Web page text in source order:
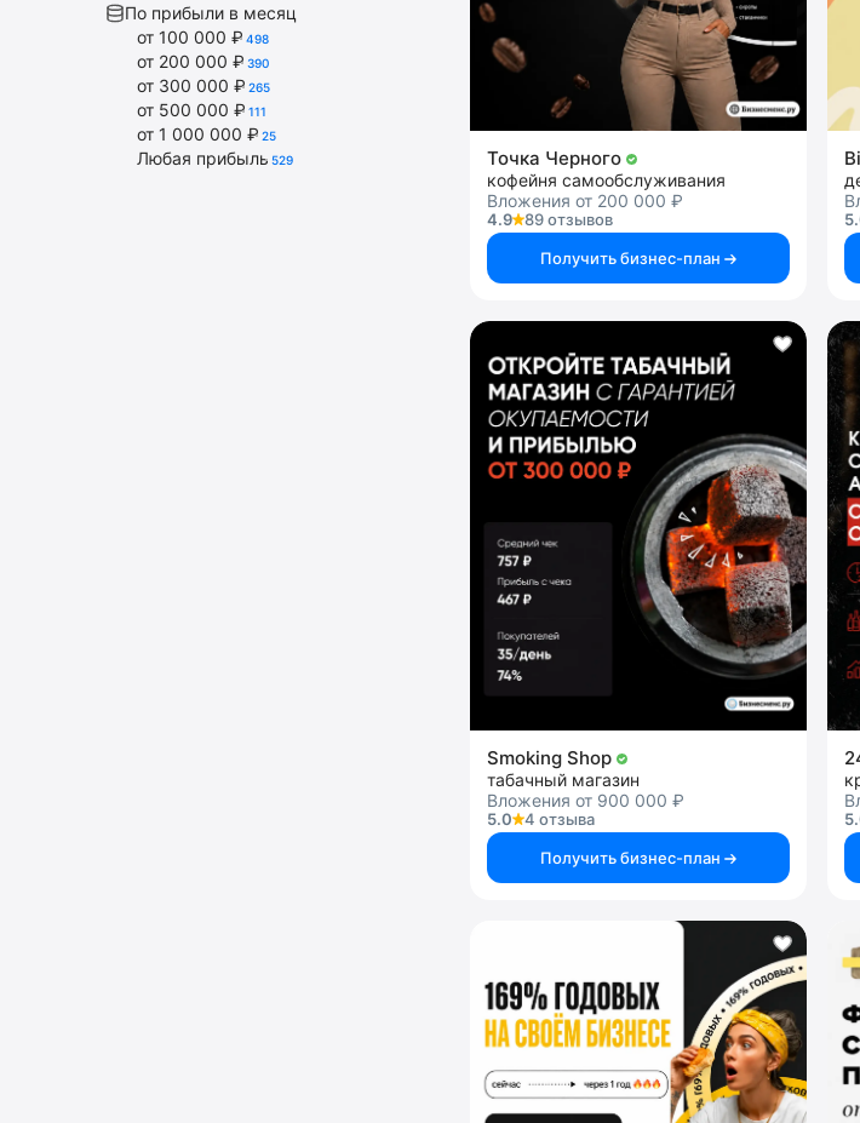
По прибыли в месяц
от 100 000 ₽ 498
от 200 000 ₽ 390
от 300 000 ₽ 265
от 500 000 ₽ 111
от 1 000 000 ₽ 25
Любая прибыль 529 Точка Черного
кофейня самообслуживания
Вложения от 200 000 ₽
4.9
89 отзывов
Получить бизнес-план
Smoking Shop
табачный магазин
Вложения от 900 000 ₽
5.0
4 отзыва
Получить бизнес-план